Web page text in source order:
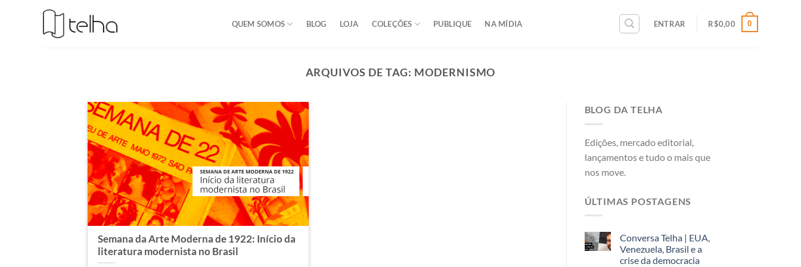
QUEM SOMOS BLOG LOJA COLEÇÕES PUBLIQUE NA MÍDIA ENTRAR R$0,00 0
ARQUIVOS DE TAG: MODERNISMO
Semana da Arte Moderna de 1922: Início da
literatura modernista no Brasil
BLOG DA TELHA
Edições, mercado editorial,
lançamentos e tudo o mais que
nos move.
ÚLTIMAS POSTAGENS
Conversa Telha | EUA,
Venezuela, Brasil e a
crise da democracia